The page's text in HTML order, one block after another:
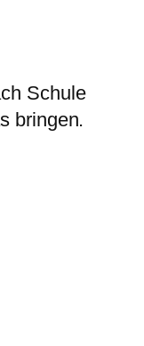
Schule
bringen.